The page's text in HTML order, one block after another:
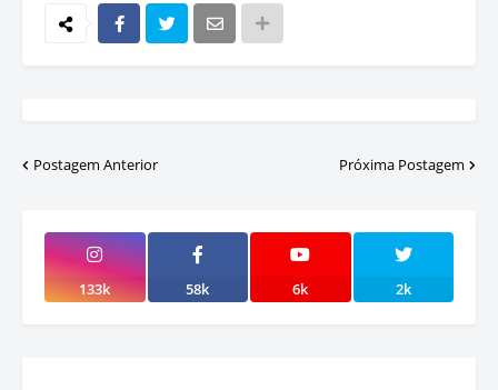
Postagem Anterior Próxima Postagem
133k 58k 6k 2k